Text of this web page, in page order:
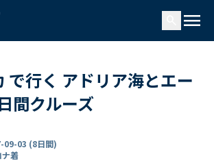
menu
で行く アドリア海とエー
間クルーズ
09-03 (8日間)
ナ着